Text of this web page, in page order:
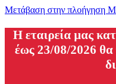
Μετάβαση στην πλοήγηση
H εταιρεία μας
έως 23/08/2026 θα